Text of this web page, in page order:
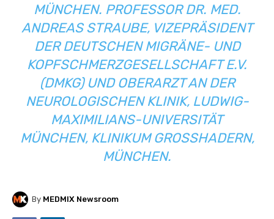
MÜNCHEN. PROFESSOR DR. MED.
ANDREAS STRAUBE, VIZEPRÄSIDENT
DER DEUTSCHEN MIGRÄNE- UND
KOPFSCHMERZGESELLSCHAFT E.V.
(DMKG) UND OBERARZT AN DER
NEUROLOGISCHEN KLINIK, LUDWIG-
MAXIMILIANS-UNIVERSITÄT
MÜNCHEN, KLINIKUM GROSSHADERN, M
ÜNCHEN.
By MEDMIX Newsroom